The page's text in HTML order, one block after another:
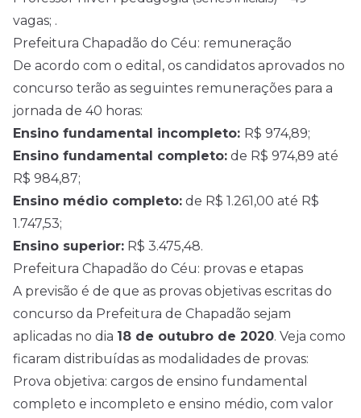
vagas; .
Prefeitura Chapadão do Céu: remuneração
De acordo com o edital, os candidatos aprovados no
concurso terão as seguintes remunerações para a
jornada de 40 horas:
Ensino fundamental incompleto: R$ 974,89;
Ensino fundamental completo: de R$ 974,89 até
R$ 984,87;
Ensino médio completo: de R$ 1.261,00 até R$
1.747,53;
Ensino superior: R$ 3.475,48.
Prefeitura Chapadão do Céu: provas e etapas
A previsão é de que as provas objetivas escritas do
concurso da Prefeitura de Chapadão sejam
aplicadas no dia 18 de outubro de 2020. Veja como
ficaram distribuídas as modalidades de provas:
Prova objetiva: cargos de ensino fundamental
completo e incompleto e ensino médio, com valor